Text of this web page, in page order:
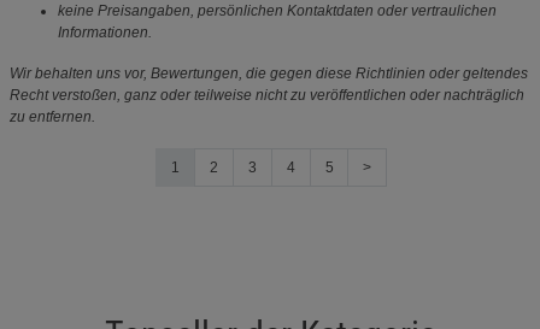
keine Preisangaben, persönlichen Kontaktdaten oder vertraulichen
Informationen.
Wir behalten uns vor, Bewertungen, die gegen diese Richtlinien oder geltendes
Recht verstoßen, ganz oder teilweise nicht zu veröffentlichen oder nachträglich
zu entfernen.
1 2 3 4 5 >